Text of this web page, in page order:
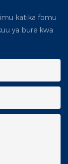
katika fomu
ya bure kwa